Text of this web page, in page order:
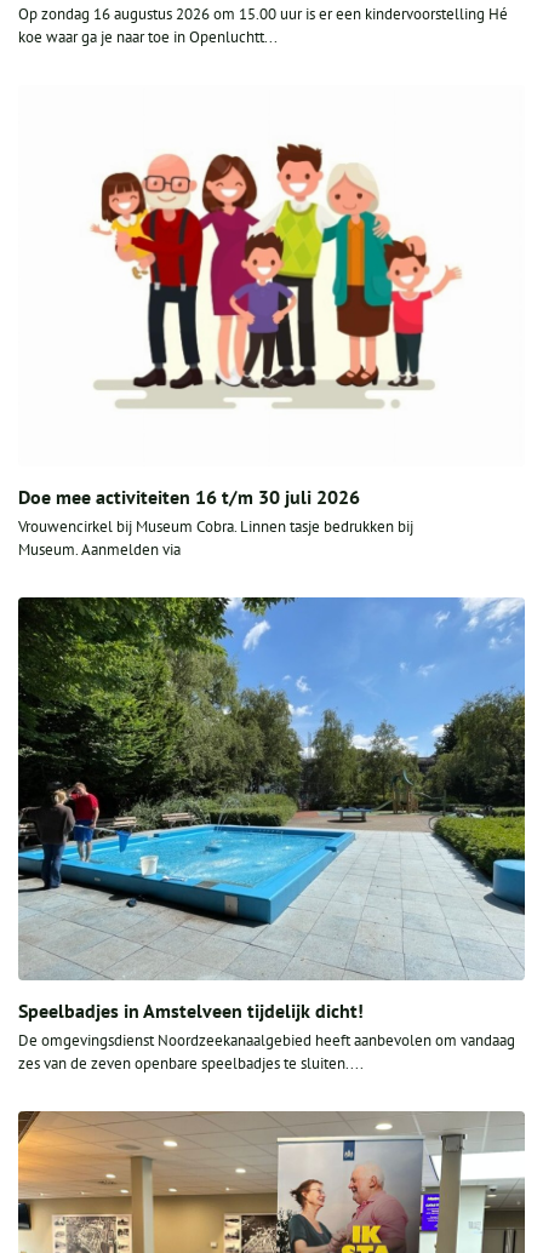
Op zondag 16 augustus 2026 om 15.00 uur is er een kindervoorstelling Hé
koe waar ga je naar toe in Openluchtt...
Doe mee activiteiten 16 t/m 30 juli 2026
Vrouwencirkel bij Museum Cobra. Linnen tasje bedrukken bij
Museum. Aanmelden via
Speelbadjes in Amstelveen tijdelijk dicht!
De omgevingsdienst Noordzeekanaalgebied heeft aanbevolen om vandaag
zes van de zeven openbare speelbadjes te sluiten....